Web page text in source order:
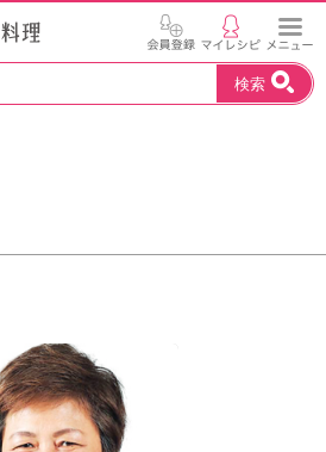
お
う
。
N
H
検索